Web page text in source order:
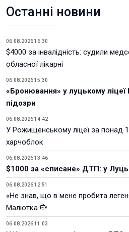
Останні новини
06.08.2026 16:30
$4000 за інвалідність: судили
обласної лікарні
06.08.2026 15:30
«Бронювання» у луцькому
підозри
06.08.2026 14:42
У Рожищенському ліцеї за понад
харчоблок
06.08.2026 13:46
$1000 за «списане» ДТП: у
06.08.2026 12:51
«Не знав, що в мене пробита
Малютка
06.08.2026 11:03